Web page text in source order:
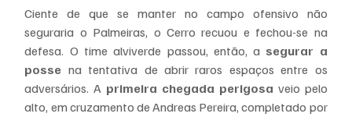
Ciente de que se manter no campo ofensivo não
seguraria o Palmeiras, o Cerro recuou e fechou-se na
defesa. O time alviverde passou, então, a segurar a
posse na tentativa de abrir raros espaços entre os
adversários. A primeira chegada perigosa veio pelo
alto, em cruzamento de Andreas Pereira, completado por